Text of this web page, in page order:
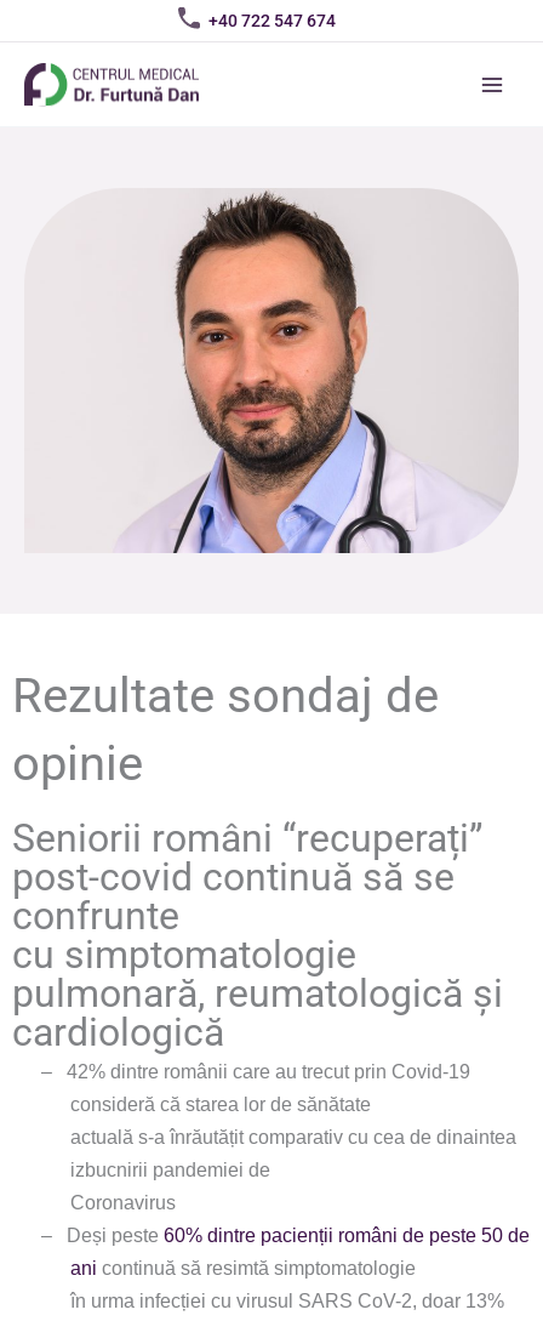
to
content
+40 722 547 674
Rezultate sondaj de
opinie
Seniorii români “recuperați”
post-covid continuă să se
confrunte
cu simptomatologie
pulmonară, reumatologică și
cardiologică
–
42% dintre românii care au trecut prin Covid-19
consideră că starea lor de sănătate
actuală s-a înrăutățit comparativ cu cea de dinaintea
izbucnirii pandemiei de
Coronavirus
–
Deși peste 60% dintre pacienții români de peste 50 de
ani continuă să resimtă simptomatologie
în urma infecției cu virusul SARS CoV-2, doar 13%